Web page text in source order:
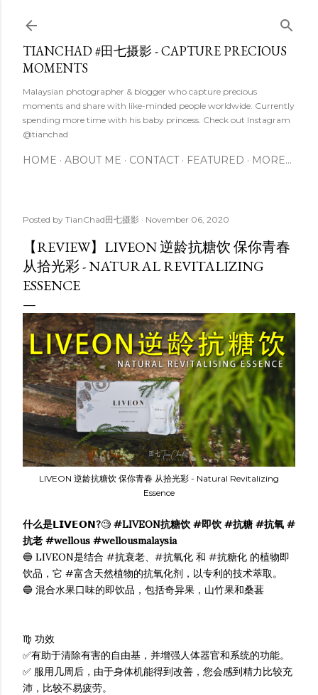
TIANCHAD #田七摄影 - CAPTURE PRECIOUS
MOMENTS
Malaysian photographer & blogger who capture precious
moments and share with like-minded people worldwide. Currently
spending more time with his baby princess. Check out Instagram
@tianchad
HOME ABOUT ME CONTACT FEATURED MORE…
Posted by TianChad田七摄影 November 06, 2020
【REVIEW】LIVEON 逆龄抗糖饮 保你青春
从拾光彩 - NATURAL REVITALIZING
ESSENCE
LIVEON 逆龄抗糖饮 保你青春 从拾光彩 - Natural Revitalizing
Essence
什么是𝗟𝗜𝗩𝗘𝗢𝗡?🧐 #LIVEON抗糖饮 #即饮 #抗糖 #抗氧 #
抗老 #wellous #wellousmalaysia
🔵 LIVEON是结合 #抗衰老、#抗氧化 和 #抗糖化 的植物即
饮品，它 #富含天然植物的抗氧化剂，以专利的技术萃取。
🔵 混合水果口味的即饮品，包括奇异果，山竹果和桑葚
♍ 功效
✅有助于清除有害的自由基，并增强人体器官和系统的功能。
✅ 服用几周后，由于身体机能得到改善，您会感到精力比较充
沛，比较不易疲劳。